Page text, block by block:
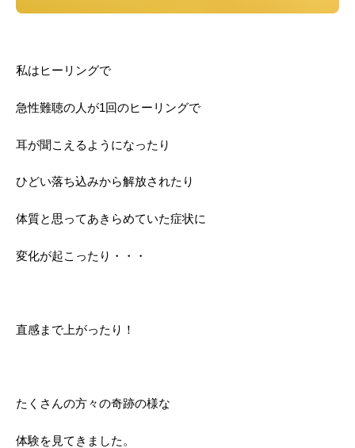
私はヒーリングで
急性難聴の人が1回のヒーリングで
耳が聞こえるようになったり
ひどい落ち込みから解放されたり
体質と思ってあきらめていた症状に
変化が起こったり・・・
直感まで上がったり！
たくさんの方々の奇跡の様な
体験を見てきました。